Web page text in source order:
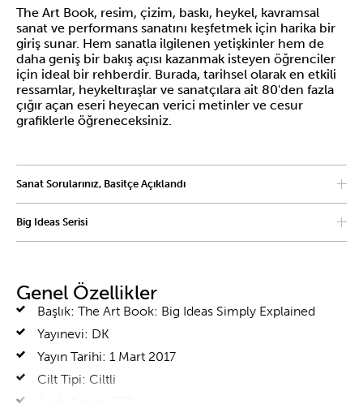
The Art Book, resim, çizim, baskı, heykel, kavramsal
sanat ve performans sanatını keşfetmek için harika bir
giriş sunar. Hem sanatla ilgilenen yetişkinler hem de
daha geniş bir bakış açısı kazanmak isteyen öğrenciler
için ideal bir rehberdir. Burada, tarihsel olarak en etkili
ressamlar, heykeltıraşlar ve sanatçılara ait 80'den fazla
çığır açan eseri heyecan verici metinler ve cesur
grafiklerle öğreneceksiniz.
Sanat Sorularınız, Basitçe Açıklandı
Picasso ve daha birçok sanatçının başyapıtlarını ilham
veren fikirleri incelemektedir! Sanat akımlarını
Konu başlıkları, teknikler, kullanılan malzemeler
hakkında bilgi edinirken büyük eserlerin arkasındaki
yetenekli sanatçılar hakkında detaylı bilgiler edinmek
için üstün zihin haritaları ve adım adım özetlerden
yararlanabilirsiniz.
Big Ideas Serisi
grafikler ve etkileyici yazılar kullanarak büyük konuları
kolayca anlaşılır hale getirir.
Genel Özellikler
Başlık: The Art Book: Big Ideas Simply Explained
Yayınevi: DK
Yayın Tarihi: 1 Mart 2017
Cilt Tipi: Ciltli